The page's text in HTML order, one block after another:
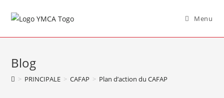
Menu
Blog
> PRINCIPALE > CAFAP > Plan d’action du CAFAP